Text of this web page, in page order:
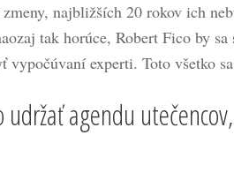
najbližších 20 rokov ich
tak horúce, Robert Fico by
vypočúvaní experti. Toto všetko
agendu